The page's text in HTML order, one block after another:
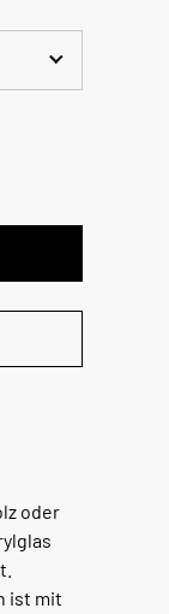
oder
ist mit